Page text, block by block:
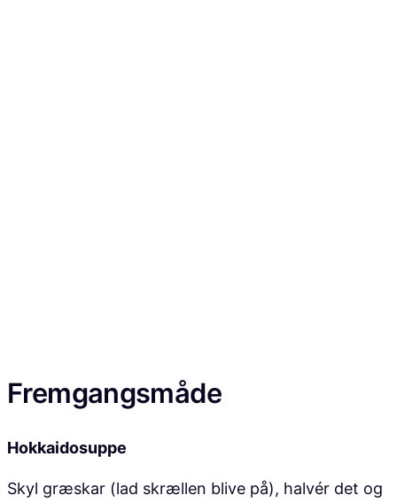
Fremgangsmåde
Hokkaidosuppe
Skyl græskar (lad skrællen blive på), halvér det og